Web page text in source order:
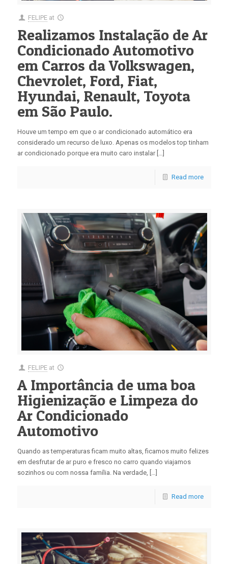
FELIPE at
Realizamos Instalação de Ar
Condicionado Automotivo
em Carros da Volkswagen,
Chevrolet, Ford, Fiat,
Hyundai, Renault, Toyota
em São Paulo.
Houve um tempo em que o ar condicionado automático era
considerado um recurso de luxo. Apenas os modelos top tinham
ar condicionado porque era muito caro instalar […]
Read more
FELIPE at
A Importância de uma boa
Higienização e Limpeza do
Ar Condicionado
Automotivo
Quando as temperaturas ficam muito altas, ficamos muito felizes
em desfrutar de ar puro e fresco no carro quando viajamos
sozinhos ou com nossa família. Na verdade, […]
Read more